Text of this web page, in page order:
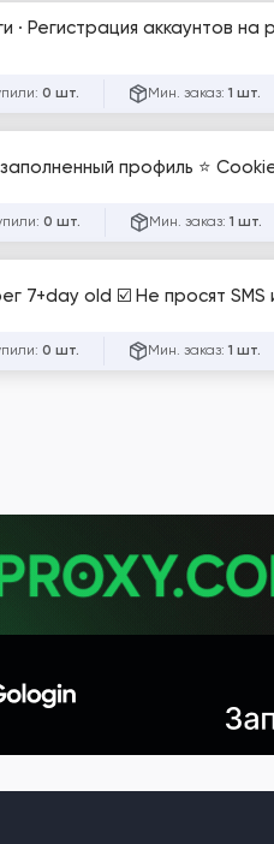
· Регистрация аккаунтов на
0 шт. Мин. заказ: 1 шт.
профиль ⭐ Cookie
0 шт. Мин. заказ: 1 шт.
7+day old ☑️ Не просят
0 шт. Мин. заказ: 1 шт.